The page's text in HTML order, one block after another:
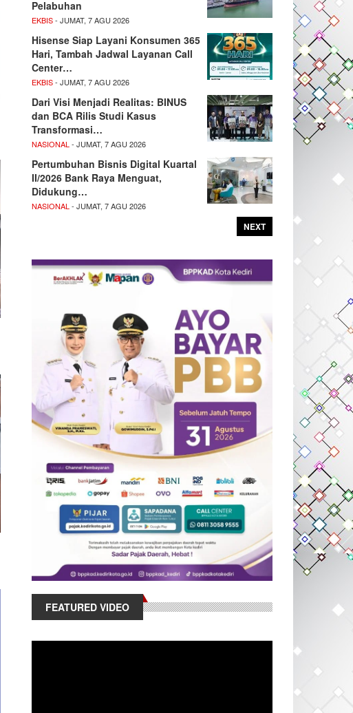
Pelabuhan
EKBIS- JUMAT, 7 AGU 2026
Hisense Siap Layani Konsumen 365
Hari, Tambah Jadwal Layanan Call
Center…
EKBIS- JUMAT, 7 AGU 2026
Dari Visi Menjadi Realitas: BINUS
dan BCA Rilis Studi Kasus
Transformasi…
NASIONAL - JUMAT, 7 AGU 2026
Pertumbuhan Bisnis Digital Kuartal
II/2026 Bank Raya Menguat,
Didukung…
NASIONAL - JUMAT, 7 AGU 2026
NEXT
FEATURED VIDEO